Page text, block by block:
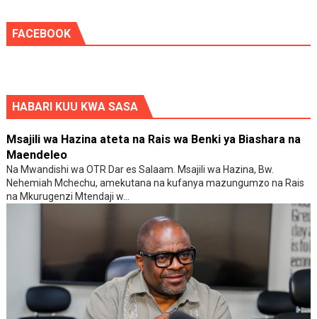
FACEBOOK
HABARI KUU KWA SASA
Msajili wa Hazina ateta na Rais wa Benki ya Biashara na
Maendeleo
Na Mwandishi wa OTR Dar es Salaam. Msajili wa Hazina, Bw.
Nehemiah Mchechu, amekutana na kufanya mazungumzo na Rais
na Mkurugenzi Mtendaji w...